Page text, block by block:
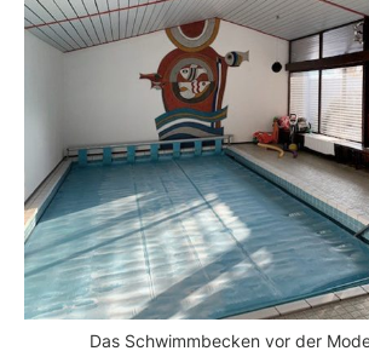
Das Schwimmbecken vor der